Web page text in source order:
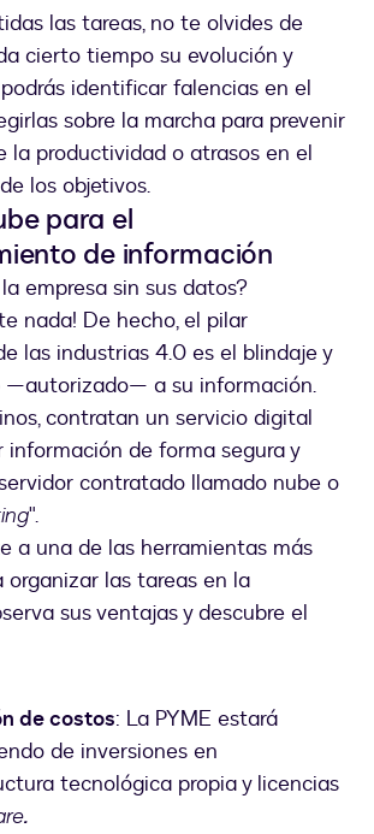
las tareas, no te olvides de
cierto tiempo su evolución y
identificar falencias en el
sobre la marcha para prevenir
la productividad o atrasos en el
los objetivos.
para el
de información
empresa sin sus datos?
nada! De hecho, el pilar
las industrias 4.0 es el blindaje y
—autorizado— a su información.
contratan un servicio digital
información de forma segura y
contratado llamado nube o
".
a una de las herramientas más
organizar las tareas en la
sus ventajas y descubre el
de costos: La PYME estará
de inversiones en
tecnológica propia y licencias
.